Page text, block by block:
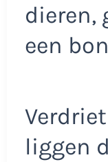
dieren,
een
liggen